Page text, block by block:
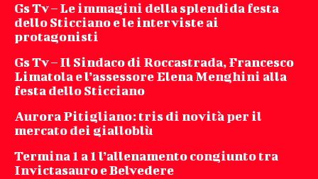
Gs Tv – Le immagini della splendida festa
dello Sticciano e le interviste ai
protagonisti
Gs Tv – Il Sindaco di Roccastrada, Francesco
Limatola e l’assessore Elena Menghini alla
festa dello Sticciano
Aurora Pitigliano: tris di novità per il
mercato dei gialloblù
Termina 1 a 1 l’allenamento congiunto tra
Invictasauro e Belvedere